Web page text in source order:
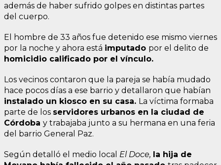
además de haber sufrido golpes en distintas partes
del cuerpo.
El hombre de 33 años fue detenido ese mismo viernes
por la noche y ahora está imputado por el delito de
homicidio calificado por el vínculo.
Los vecinos contaron que la pareja se había mudado
hace pocos días a ese barrio y detallaron que habían
instalado un kiosco en su casa. La víctima formaba
parte de los servidores urbanos en la ciudad de
Córdoba y trabajaba junto a su hermana en una feria
del barrio General Paz.
Según detalló el medio local El Doce, la hija de